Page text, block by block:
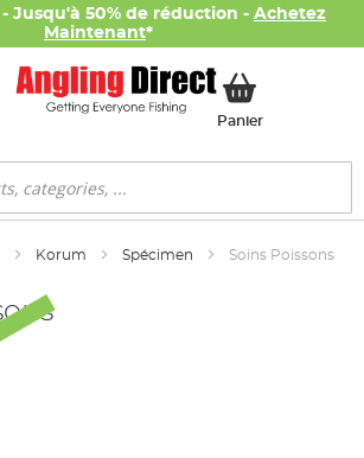
Jusqu'à 50% de réduction - Achetez
Maintenant*
PanierMon panier
Korum Spécimen Soins Poissons